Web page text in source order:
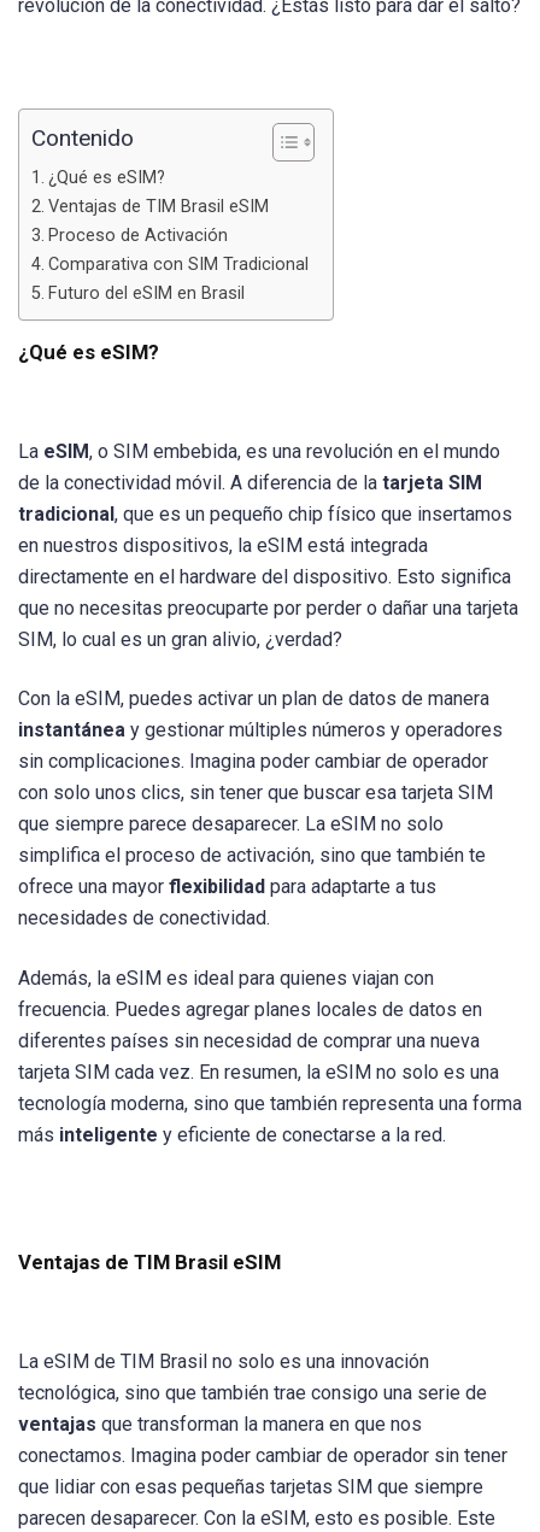
revolución de la conectividad. ¿Estás listo para dar el salto?
Contenido
¿Qué es eSIM?
Ventajas de TIM Brasil eSIM
Proceso de Activación
Comparativa con SIM Tradicional
Futuro del eSIM en Brasil
¿Qué es eSIM?
La eSIM, o SIM embebida, es una revolución en el mundo
de la conectividad móvil. A diferencia de la tarjeta SIM
tradicional, que es un pequeño chip físico que insertamos
en nuestros dispositivos, la eSIM está integrada
directamente en el hardware del dispositivo. Esto significa
que no necesitas preocuparte por perder o dañar una tarjeta
SIM, lo cual es un gran alivio, ¿verdad?
Con la eSIM, puedes activar un plan de datos de manera
instantánea y gestionar múltiples números y operadores
sin complicaciones. Imagina poder cambiar de operador
con solo unos clics, sin tener que buscar esa tarjeta SIM
que siempre parece desaparecer. La eSIM no solo
simplifica el proceso de activación, sino que también te
ofrece una mayor flexibilidad para adaptarte a tus
necesidades de conectividad.
Además, la eSIM es ideal para quienes viajan con
frecuencia. Puedes agregar planes locales de datos en
diferentes países sin necesidad de comprar una nueva
tarjeta SIM cada vez. En resumen, la eSIM no solo es una
tecnología moderna, sino que también representa una forma
más inteligente y eficiente de conectarse a la red.
Ventajas de TIM Brasil eSIM
La eSIM de TIM Brasil no solo es una innovación
tecnológica, sino que también trae consigo una serie de
ventajas que transforman la manera en que nos
conectamos. Imagina poder cambiar de operador sin tener
que lidiar con esas pequeñas tarjetas SIM que siempre
parecen desaparecer. Con la eSIM, esto es posible. Este